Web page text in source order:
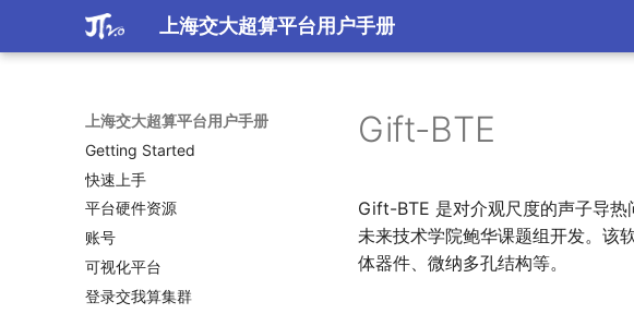
上海交大超算平台用户手册
上海交大超算平台用户手册
Getting Started
快速上手
平台硬件资源
账号
可视化平台
登录交我算集群
Gift-BTE
Gift-ΒΤΕ 是对介观尺度的声子导热
未来技术学院鲍华课题组开发。该
体器件、微纳多孔结构等。